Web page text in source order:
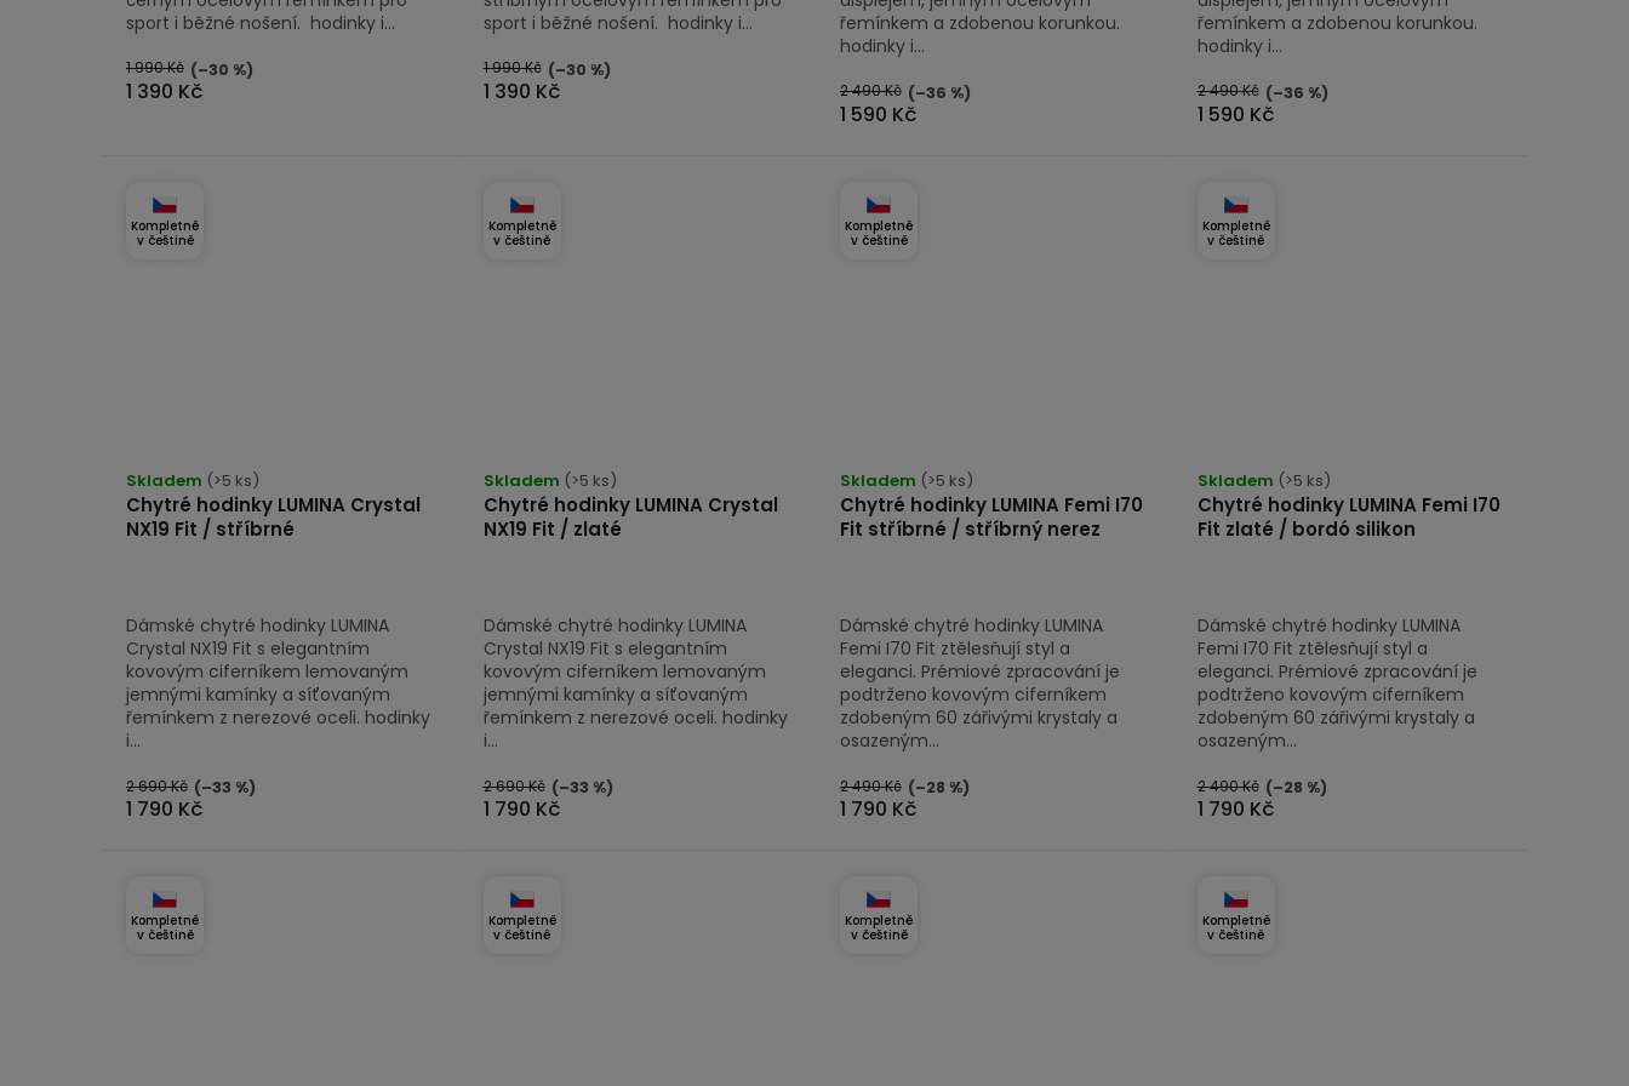
1 390 Kč
1 990 Kč (–30 %)
sport i běžné nošení. hodinky i...
1 390 Kč
1 990 Kč (–30 %)
sport i běžné nošení. hodinky i...
1 590 Kč
2 490 Kč (–36 %)
řemínkem a zdobenou korunkou.
hodinky i...
1 590 Kč
2 490 Kč (–36 %)
řemínkem a zdobenou korunkou.
hodinky i...
Kompletně
v češtině
Chytré hodinky LUMINA Crystal
NX19 Fit / stříbrné
hodnocení
produktu
je
5
hvězdiček.
Skladem (>5 ks)
1 790 Kč
2 690 Kč (–33 %)
Dámské chytré hodinky LUMINA
Crystal NX19 Fit s elegantním
kovovým ciferníkem lemovaným
jemnými kamínky a síťovaným
řemínkem z nerezové oceli. hodinky
i...
Kompletně
v češtině
Chytré hodinky LUMINA Crystal
NX19 Fit / zlaté
hodnocení
produktu
je
5
hvězdiček.
Skladem (>5 ks)
1 790 Kč
2 690 Kč (–33 %)
Dámské chytré hodinky LUMINA
Crystal NX19 Fit s elegantním
kovovým ciferníkem lemovaným
jemnými kamínky a síťovaným
řemínkem z nerezové oceli. hodinky
i...
Kompletně
v češtině
Chytré hodinky LUMINA Femi I70
Fit stříbrné / stříbrný nerez
hodnocení
produktu
je
5
hvězdiček.
Skladem (>5 ks)
1 790 Kč
2 490 Kč (–28 %)
Dámské chytré hodinky LUMINA
Femi I70 Fit ztělesňují styl a
eleganci. Prémiové zpracování je
podtrženo kovovým ciferníkem
zdobeným 60 zářivými krystaly a
osazeným...
Kompletně
v češtině
Chytré hodinky LUMINA Femi I70
Fit zlaté / bordó silikon
Skladem (>5 ks)
1 790 Kč
2 490 Kč (–28 %)
Dámské chytré hodinky LUMINA
Femi I70 Fit ztělesňují styl a
eleganci. Prémiové zpracování je
podtrženo kovovým ciferníkem
zdobeným 60 zářivými krystaly a
osazeným...
Kompletně
v češtině
Kompletně
v češtině
Kompletně
v češtině
Kompletně
v češtině